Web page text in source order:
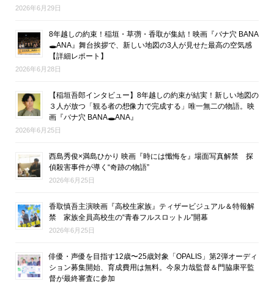
2026年6月29日
8年越しの約束！稲垣・草彅・香取が集結！映画『バナ穴 BANA
🕳ANA』舞台挨拶で、新しい地図の3人が見せた最高の空気感
【詳細レポート】
2026年6月28日
【稲垣吾郎インタビュー】8年越しの約束が結実！新しい地図の
３人が放つ「観る者の想像力で完成する」唯一無二の物語。映
画『バナ穴 BANA🕳ANA』
2026年6月25日
西島秀俊×満島ひかり 映画『時には懺悔を』場面写真解禁 探
偵殺害事件が導く“奇跡の物語”
2026年6月25日
香取慎吾主演映画『高校生家族』ティザービジュアル＆特報解
禁 家族全員高校生の“青春フルスロットル”開幕
2026年6月25日
俳優・声優を目指す12歳〜25歳対象「OPALIS」第2弾オーディ
ション募集開始、育成費用は無料。今泉力哉監督＆門脇康平監
督が最終審査に参加